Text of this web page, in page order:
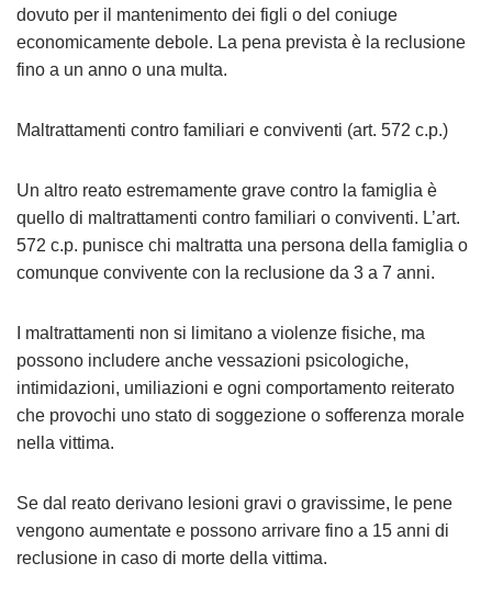
dovuto per il mantenimento dei figli o del coniuge
economicamente debole. La pena prevista è la reclusione
fino a un anno o una multa.
Maltrattamenti contro familiari e conviventi (art. 572 c.p.)
Un altro reato estremamente grave contro la famiglia è
quello di maltrattamenti contro familiari o conviventi. L’art.
572 c.p. punisce chi maltratta una persona della famiglia o
comunque convivente con la reclusione da 3 a 7 anni.
I maltrattamenti non si limitano a violenze fisiche, ma
possono includere anche vessazioni psicologiche,
intimidazioni, umiliazioni e ogni comportamento reiterato
che provochi uno stato di soggezione o sofferenza morale
nella vittima.
Se dal reato derivano lesioni gravi o gravissime, le pene
vengono aumentate e possono arrivare fino a 15 anni di
reclusione in caso di morte della vittima.